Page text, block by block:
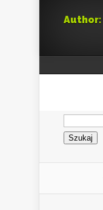
Author:
Szukaj: